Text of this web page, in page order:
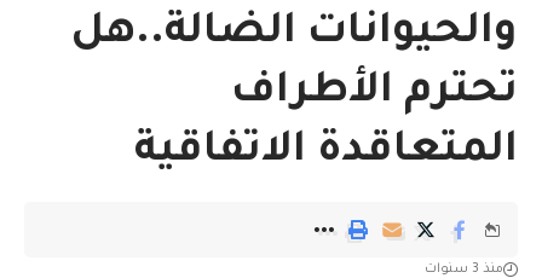
والحيوانات الضالة..هل
تحترم الأطراف
المتعاقدة الاتفاقية
منذ 3 سنوات